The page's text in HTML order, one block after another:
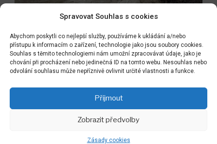
Spravovat Souhlas s cookies
Abychom poskytli co nejlepší služby, používáme k ukládání a/nebo
přístupu k informacím o zařízení, technologie jako jsou soubory cookies.
Souhlas s těmito technologiemi nám umožní zpracovávat údaje, jako je
chování při procházení nebo jedinečná ID na tomto webu. Nesouhlas nebo
odvolání souhlasu může nepříznivě ovlivnit určité vlastnosti a funkce.
Přijmout
Zobrazit předvolby
Zásady cookies
Navigace
pro
příspěvek
Předchozí
příspěvek
PŘEDCHOZÍ
Náš park ve Staré Boleslavi v jarním rašení
NAŠE JARNÍ TERASA PŘED ATELIÉREM